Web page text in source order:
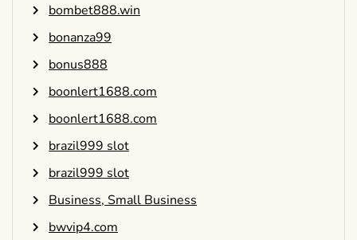
bombet888.win
bonanza99
bonus888
boonlert1688.com
boonlert1688.com
brazil999 slot
brazil999 slot
Business, Small Business
bwvip4.com